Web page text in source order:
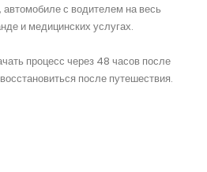
с водителем на весь
и медицинских услугах.
процесс через 48 часов после
после путешествия.